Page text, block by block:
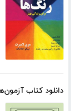
دانلود کتاب